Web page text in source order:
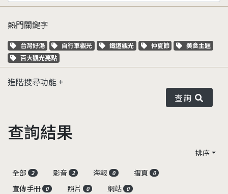
熱門關鍵字
關鍵字標籤
台灣好湯 關鍵字標籤
自行車觀光 關鍵字標籤
鐵道觀光 關鍵字標籤
仲夏節 關鍵字標籤
美食主題
關鍵字標籤
百大觀光亮點
進階搜尋功能
查詢
查詢結果
排序
全部
2 影音 2 海報 0 摺頁 0
宣傳手冊 0 照片 0 網站 0